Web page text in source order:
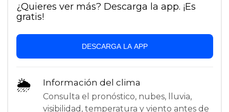
¿Quieres ver más? Descarga la app. ¡Es
gratis!
DESCARGA LA APP
🌦 Información del clima
Consulta el pronóstico, nubes, lluvia,
visibilidad, temperatura y viento antes de